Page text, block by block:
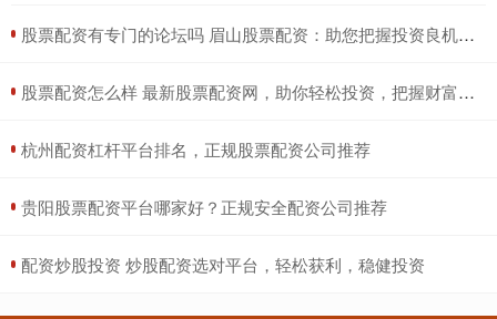
​股票配资有专门的论坛吗 眉山股票配资：助您把握投资良机，实现财富增值
​股票配资怎么样 最新股票配资网，助你轻松投资，把握财富先机
​杭州配资杠杆平台排名，正规股票配资公司推荐
​贵阳股票配资平台哪家好？正规安全配资公司推荐
​配资炒股投资 炒股配资选对平台，轻松获利，稳健投资